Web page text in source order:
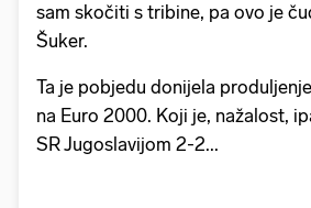
sam skočiti s tribine, pa ovo je
Šuker.
Ta je pobjedu donijela
na Euro 2000. Koji je, nažalost,
SR Jugoslavijom 2-2...